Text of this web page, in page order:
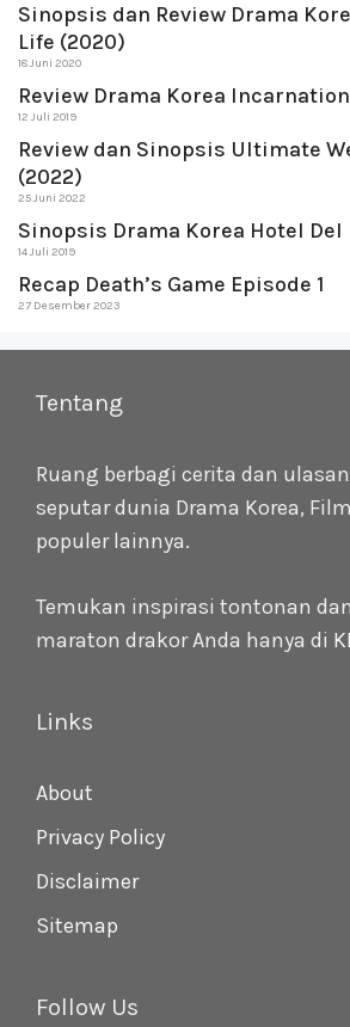
Sinopsis dan Review Drama
Life (2020)
18 Juni 2020
Review Drama Korea
12 Juli 2019
Review dan Sinopsis Ultimate
(2022)
25 Juni 2022
Sinopsis Drama Korea Hotel Del
14 Juli 2019
Recap Death’s Game Episode 1
27 Desember 2023
Tentang
Ruang berbagi cerita dan
seputar dunia Drama Korea,
populer lainnya.
Temukan inspirasi tontonan
maraton drakor Anda hanya di
Links
About
Privacy Policy
Disclaimer
Sitemap
Follow Us